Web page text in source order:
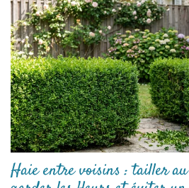
Haie entre voisins : tailler